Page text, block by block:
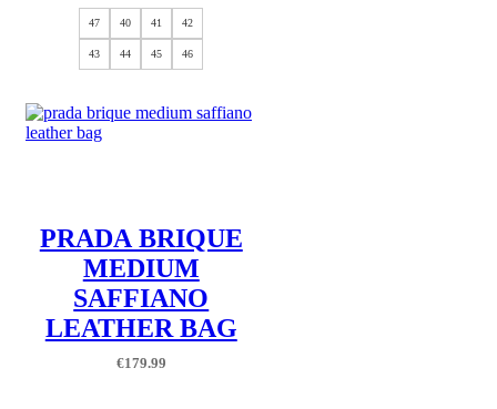
47 40 41 42
43 44 45 46
PRADA BRIQUE
MEDIUM
SAFFIANO
LEATHER BAG
€179.99